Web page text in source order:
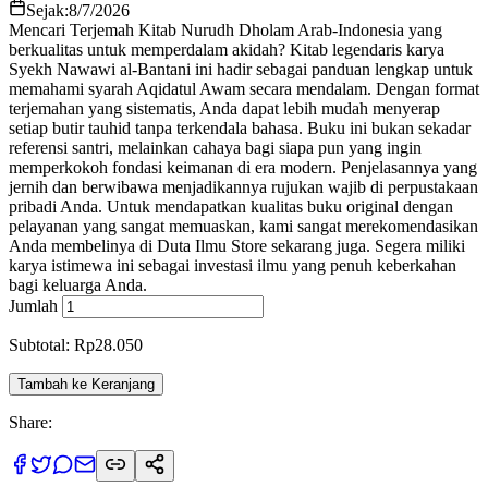
Sejak:8/7/2026
Mencari Terjemah Kitab Nurudh Dholam Arab-Indonesia yang
berkualitas untuk memperdalam akidah? Kitab legendaris karya
Syekh Nawawi al-Bantani ini hadir sebagai panduan lengkap untuk
memahami syarah Aqidatul Awam secara mendalam. Dengan format
terjemahan yang sistematis, Anda dapat lebih mudah menyerap
setiap butir tauhid tanpa terkendala bahasa. Buku ini bukan sekadar
referensi santri, melainkan cahaya bagi siapa pun yang ingin
memperkokoh fondasi keimanan di era modern. Penjelasannya yang
jernih dan berwibawa menjadikannya rujukan wajib di perpustakaan
pribadi Anda. Untuk mendapatkan kualitas buku original dengan
pelayanan yang sangat memuaskan, kami sangat merekomendasikan
Anda membelinya di Duta Ilmu Store sekarang juga. Segera miliki
karya istimewa ini sebagai investasi ilmu yang penuh keberkahan
bagi keluarga Anda.
Jumlah
Subtotal: Rp28.050
Tambah ke Keranjang
Share: